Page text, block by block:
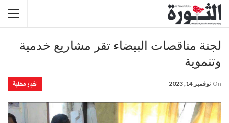
لجنة مناقصات البيضاء تقر مشاريع خدمية
وتنموية
اخبار محلية On نوفمبر 14, 2023